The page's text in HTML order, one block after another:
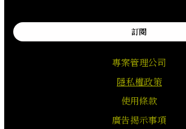
訂閱
專案管理公司
隱私權政策
使用條款
廣告揭示事項